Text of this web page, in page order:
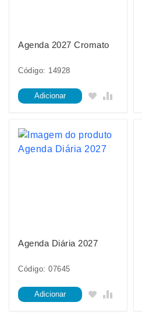
Agenda 2027 Cromato
Código: 14928
Adicionar
Agenda Diária 2027
Código: 07645
Adicionar